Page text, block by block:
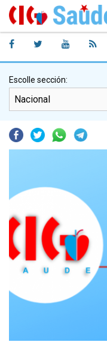
Escolle sección:
Facebook
TwitterWhatsapp